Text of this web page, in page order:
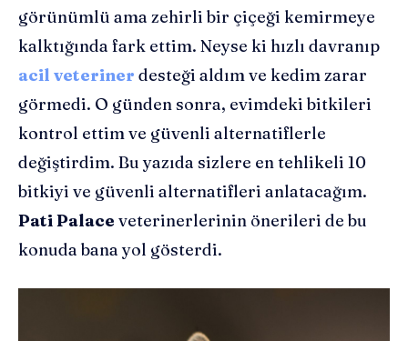
görünümlü ama zehirli bir çiçeği kemirmeye
kalktığında fark ettim. Neyse ki hızlı davranıp
acil veteriner desteği aldım ve kedim zarar
görmedi. O günden sonra, evimdeki bitkileri
kontrol ettim ve güvenli alternatiflerle
değiştirdim. Bu yazıda sizlere en tehlikeli 10
bitkiyi ve güvenli alternatifleri anlatacağım.
Pati Palace veterinerlerinin önerileri de bu
konuda bana yol gösterdi.